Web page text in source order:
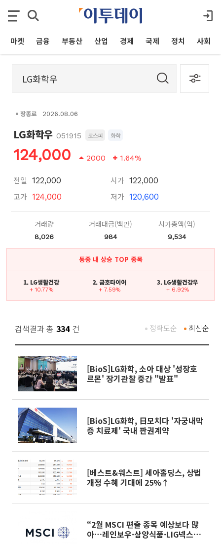
마켓 금융 부동산 산업 경제 국제 정치 사회
장종료 2026.08.06
LG화학우 051915 코스피 화학
124,000 2000 1.64%
전일 122,000
고가 124,000
시가 122,000
저가 120,600
거래량
8,026
거래대금(백만)
984
시가총액(억)
9,534
동종 내 상승 TOP 종목
1. LG생활건강
+ 10.77%
2. 금호타이어
+ 7.59%
3. LG생활건강우
+ 6.92%
검색결과 총 334 건 최신순
정확도순
[BioS]LG화학, 소아 대상 '성장호
르몬' 장기관찰 중간 "발표"
[BioS]LG화학, 日모치다 '자궁내막
증 치료제' 국내 판권계약
[베스트&워스트] 세아홀딩스, 상법
개정 수혜 기대에 25%↑
“2월 MSCI 편출 종목 예상보다 많
아…레인보우·삼양식품·LIG넥스원